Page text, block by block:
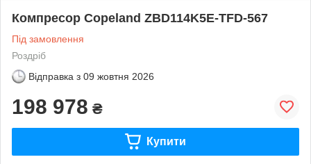
Компресор Copeland ZBD114K5E-TFD-567
Під замовлення
Роздріб
Відправка з 09 жовтня 2026
198 978 ₴
Купити